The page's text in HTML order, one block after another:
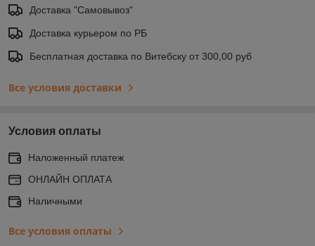
Доставка "Самовывоз"
Доставка курьером по РБ
Бесплатная доставка по Витебску от 300,00 руб
Все условия доставки
Условия оплаты
Наложенный платеж
ОНЛАЙН ОПЛАТА
Наличными
Все условия оплаты